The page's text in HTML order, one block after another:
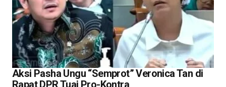
Aksi Pasha Ungu “Semprot” Veronica Tan di
Rapat DPR Tuai Pro-Kontra